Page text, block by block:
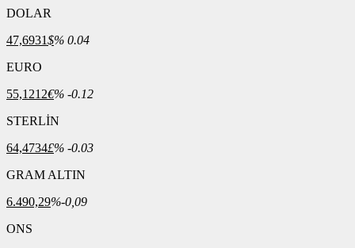
DOLAR
47,6931$% 0.04
EURO
55,1212€% -0.12
STERLİN
64,4734£% -0.03
GRAM ALTIN
6.490,29%-0,09
ONS